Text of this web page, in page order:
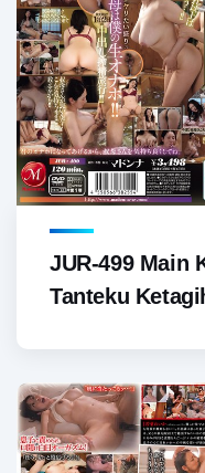
JUR-499 Main
Tanteku